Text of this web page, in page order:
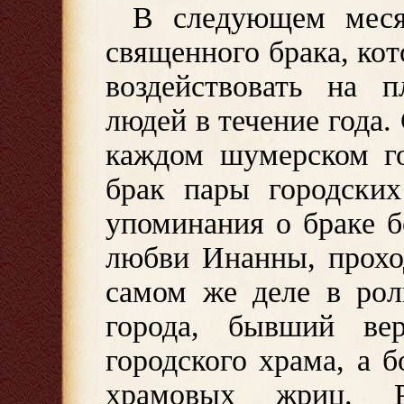
В следующем
священного брака,
воздействовать на
людей в течение
каждом шумерском
брак пары
упоминания о браке
любви Инанны,
самом же деле в
города, бывший
городского храма, а
храмовых жриц.